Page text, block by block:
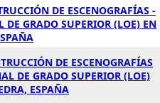
DE ESCENOGRAFÍAS -
GRADO SUPERIOR (LOE) EN
DE ESCENOGRAFÍAS
DE GRADO SUPERIOR (LOE)
ESPAÑA